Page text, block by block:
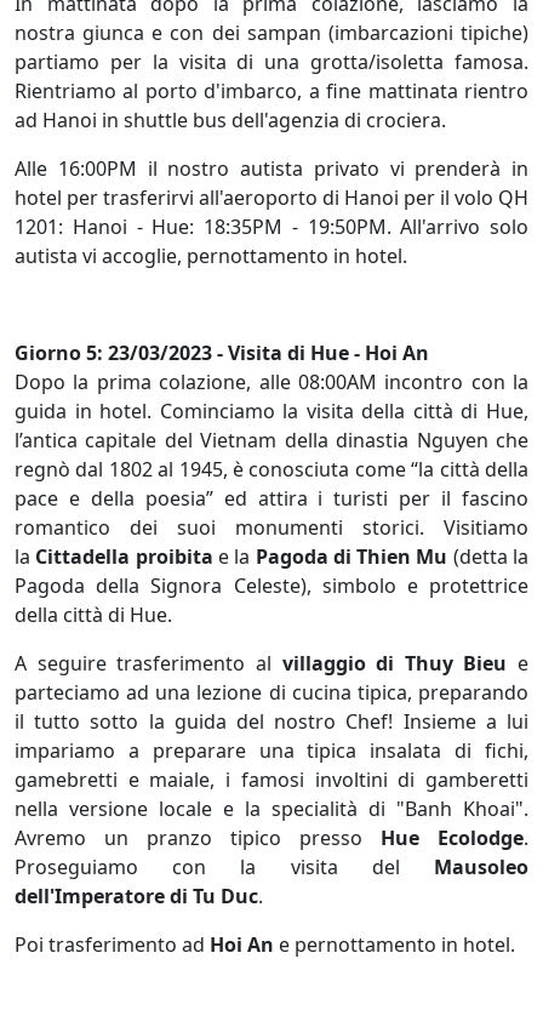
nostra giunca e con dei sampan (imbarcazioni tipiche)
partiamo per la visita di una grotta/isoletta famosa.
Rientriamo al porto d'imbarco, a fine mattinata rientro
ad Hanoi in shuttle bus dell'agenzia di crociera.
Alle 16:00PM il nostro autista privato vi prenderà in
hotel per trasferirvi all'aeroporto di Hanoi per il volo QH
1201: Hanoi - Hue: 18:35PM - 19:50PM. All'arrivo solo
autista vi accoglie, pernottamento in hotel.
Giorno 5: 23/03/2023 - Visita di Hue - Hoi An
Dopo la prima colazione, alle 08:00AM incontro con la
guida in hotel. Cominciamo la visita della città di Hue,
l’antica capitale del Vietnam della dinastia Nguyen che
regnò dal 1802 al 1945, è conosciuta come “la città della
pace e della poesia” ed attira i turisti per il fascino
romantico dei suoi monumenti storici. Visitiamo
la Cittadella proibita e la Pagoda di Thien Mu (detta la
Pagoda della Signora Celeste), simbolo e protettrice
della città di Hue.
A seguire trasferimento al villaggio di Thuy Bieu e
parteciamo ad una lezione di cucina tipica, preparando
il tutto sotto la guida del nostro Chef! Insieme a lui
impariamo a preparare una tipica insalata di fichi,
gamebretti e maiale, i famosi involtini di gamberetti
nella versione locale e la specialità di "Banh Khoai".
Avremo un pranzo tipico presso Hue Ecolodge.
Proseguiamo con la visita del Mausoleo
dell'Imperatore di Tu Duc.
Poi trasferimento ad Hoi An e pernottamento in hotel.